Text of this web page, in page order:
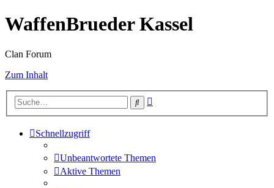
WaffenBrueder Kassel
Clan Forum
Zum Inhalt
Suche
Schnellzugriff
Unbeantwortete Themen
Aktive Themen